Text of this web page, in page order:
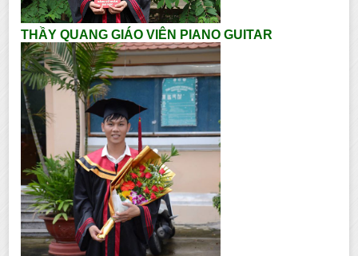
THẦY QUANG GIÁO VIÊN PIANO GUITAR